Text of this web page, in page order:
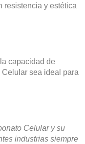
resistencia y estética
capacidad de
sea ideal para
Celular y su
industrias siempre